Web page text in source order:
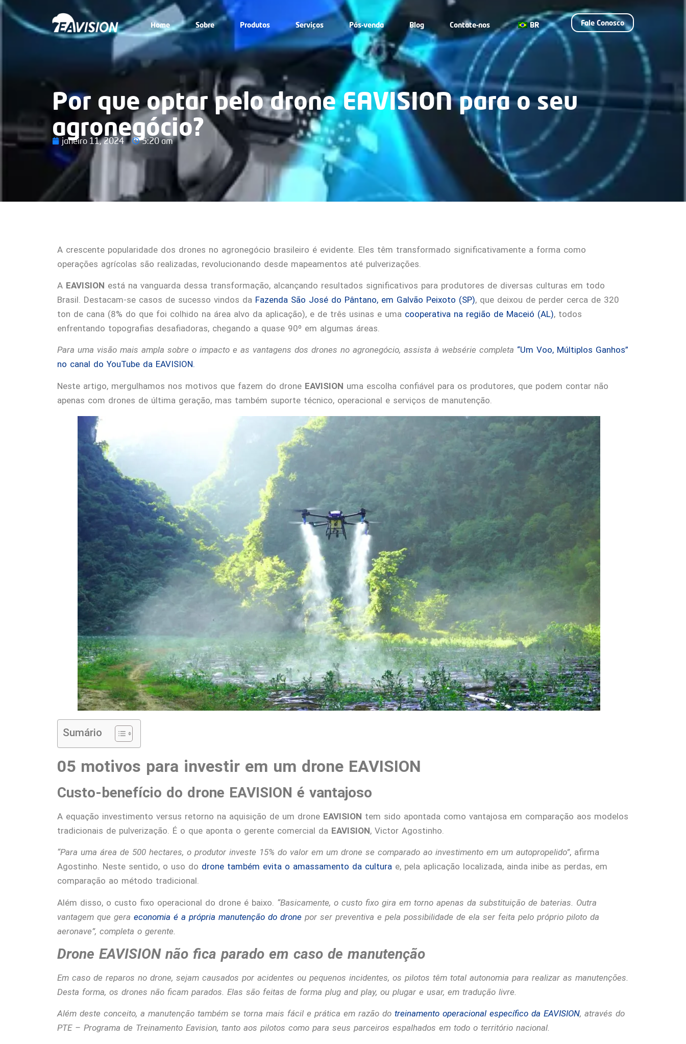
Home Sobre Produtos Serviços Pós-venda Blog Contate-nos BR Fale Conosco
Por que optar pelo drone EAVISION para o seu
agronegócio?
janeiro 11, 2024 5:20 am
A crescente popularidade dos drones no agronegócio brasileiro é evidente. Eles têm transformado significativamente a forma como
operações agrícolas são realizadas, revolucionando desde mapeamentos até pulverizações.
A EAVISION está na vanguarda dessa transformação, alcançando resultados significativos para produtores de diversas culturas em todo
Brasil. Destacam-se casos de sucesso vindos da Fazenda São José do Pântano, em Galvão Peixoto (SP), que deixou de perder cerca de 320
ton de cana (8% do que foi colhido na área alvo da aplicação), e de três usinas e uma cooperativa na região de Maceió (AL), todos
enfrentando topografias desafiadoras, chegando a quase 90º em algumas áreas.
Para uma visão mais ampla sobre o impacto e as vantagens dos drones no agronegócio, assista à websérie completa “Um Voo, Múltiplos Ganhos”
no canal do YouTube da EAVISION.
Neste artigo, mergulhamos nos motivos que fazem do drone EAVISION uma escolha confiável para os produtores, que podem contar não
apenas com drones de última geração, mas também suporte técnico, operacional e serviços de manutenção.
Sumário
05 motivos para investir em um drone EAVISION
Custo-benefício do drone EAVISION é vantajoso
A equação investimento versus retorno na aquisição de um drone EAVISION tem sido apontada como vantajosa em comparação aos modelos
tradicionais de pulverização. É o que aponta o gerente comercial da EAVISION, Victor Agostinho.
“Para uma área de 500 hectares, o produtor investe 15% do valor em um drone se comparado ao investimento em um autopropelido”, afirma
Agostinho. Neste sentido, o uso do drone também evita o amassamento da cultura e, pela aplicação localizada, ainda inibe as perdas, em
comparação ao método tradicional.
Além disso, o custo fixo operacional do drone é baixo. “Basicamente, o custo fixo gira em torno apenas da substituição de baterias. Outra
vantagem que gera economia é a própria manutenção do drone por ser preventiva e pela possibilidade de ela ser feita pelo próprio piloto da
aeronave”, completa o gerente.
Drone EAVISION não fica parado em caso de manutenção
Em caso de reparos no drone, sejam causados por acidentes ou pequenos incidentes, os pilotos têm total autonomia para realizar as manutenções.
Desta forma, os drones não ficam parados. Elas são feitas de forma plug and play, ou plugar e usar, em tradução livre.
Além deste conceito, a manutenção também se torna mais fácil e prática em razão do treinamento operacional específico da EAVISION, através do
PTE – Programa de Treinamento Eavision, tanto aos pilotos como para seus parceiros espalhados em todo o território nacional.